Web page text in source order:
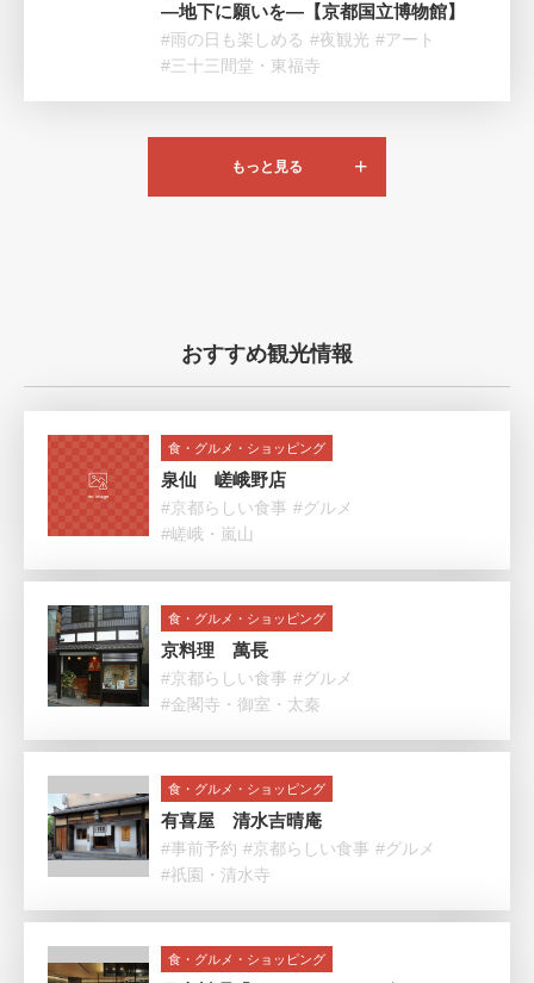
―地下に願いを―【京都国立博物館】
#雨の日も楽しめる #夜観光 #アート
#三十三間堂・東福寺
もっと見る
おすすめ観光情報
食・グルメ・ショッピング
泉仙 嵯峨野店
#京都らしい食事 #グルメ
#嵯峨・嵐山
食・グルメ・ショッピング
京料理 萬長
#京都らしい食事 #グルメ
#金閣寺・御室・太秦
食・グルメ・ショッピング
有喜屋 清水吉晴庵
#事前予約 #京都らしい食事 #グルメ
#祇園・清水寺
食・グルメ・ショッピング